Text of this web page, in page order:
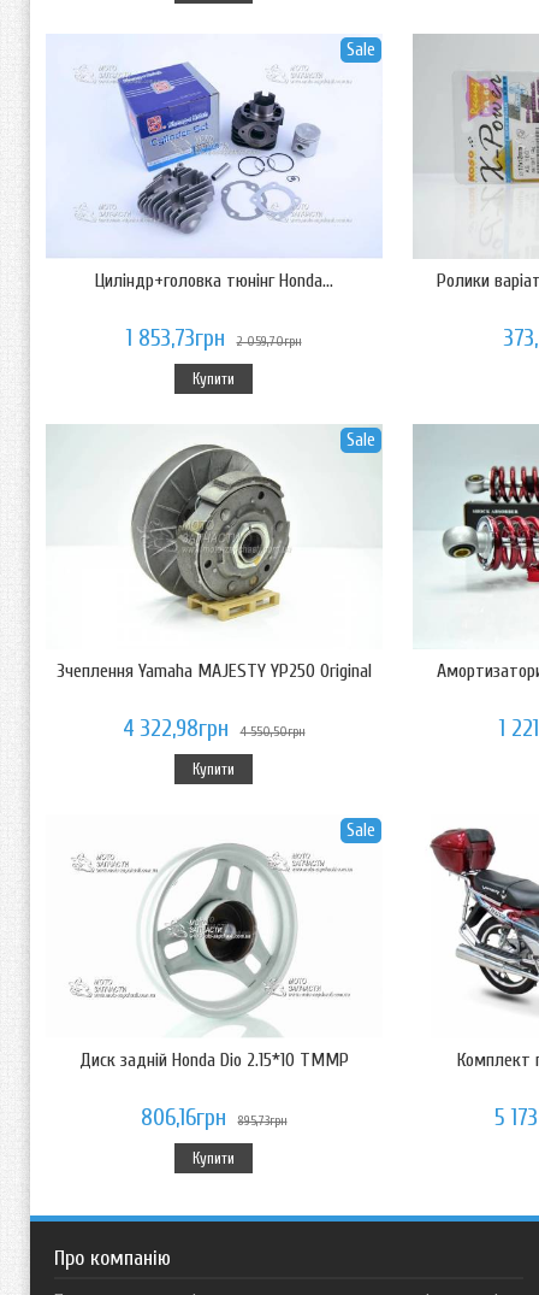
Sale
Циліндр+головка тюнінг Honda...
1 853,73грн 2 059,70грн
Купити
Ролики
Sale
Зчеплення Yamaha MAJESTY YP250 Original
4 322,98грн 4 550,50грн
Купити
1
Sale
Диск задній Honda Dio 2.15*10 TMMP
806,16грн 895,73грн
Купити
Комплект
5
Про компанію